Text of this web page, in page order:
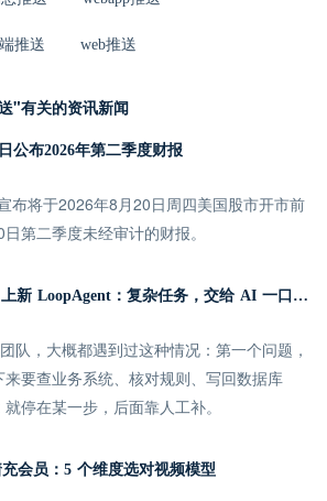
推送 web推送
"有关的资讯新闻
公布2026年第二季度财报
布将于2026年8月20日周四美国股市开市前
第二季度未经审计的财报。
极光旗下 GPTBots.ai 上新 LoopAgent：复杂任务，交给 AI 一口气跑完
队，大概都遇到过这种情况：第一个问题，
要查业务系统、核对规则、写回数据库
停在某一步，后面靠人工补。
会员：5 个维度选对视频模型